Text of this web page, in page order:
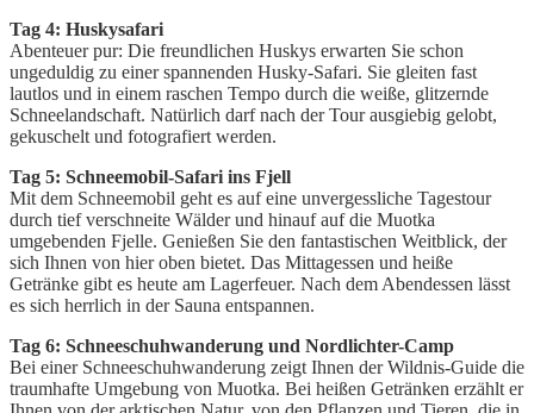
Tag 4: Huskysafari
Abenteuer pur: Die freundlichen Huskys erwarten Sie schon
ungeduldig zu einer spannenden Husky-Safari. Sie gleiten fast
lautlos und in einem raschen Tempo durch die weiße, glitzernde
Schneelandschaft. Natürlich darf nach der Tour ausgiebig gelobt,
gekuschelt und fotografiert werden.
Tag 5: Schneemobil-Safari ins Fjell
Mit dem Schneemobil geht es auf eine unvergessliche Tagestour
durch tief verschneite Wälder und hinauf auf die Muotka
umgebenden Fjelle. Genießen Sie den fantastischen Weitblick, der
sich Ihnen von hier oben bietet. Das Mittagessen und heiße
Getränke gibt es heute am Lagerfeuer. Nach dem Abendessen lässt
es sich herrlich in der Sauna entspannen.
Tag 6: Schneeschuhwanderung und Nordlichter-Camp
Bei einer Schneeschuhwanderung zeigt Ihnen der Wildnis-Guide die
traumhafte Umgebung von Muotka. Bei heißen Getränken erzählt er